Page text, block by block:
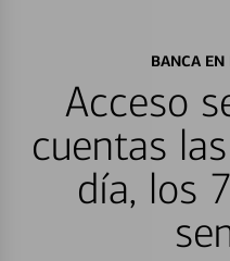
BANCA
Acceso
cuentas
día, los